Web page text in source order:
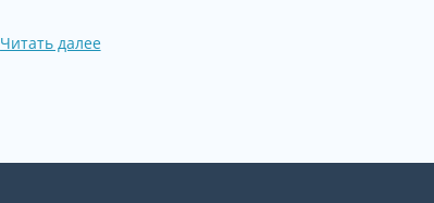
Читать далее